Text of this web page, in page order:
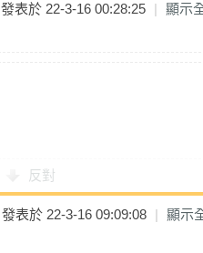
發表於 22-3-16 00:28:25 | 顯示
反對
發表於 22-3-16 09:09:08 | 顯示